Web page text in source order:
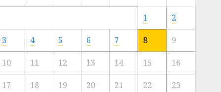
Artis
Kota
23/11/2024
0
1 2
3 4 5 6 7 8 9
10 11 12 13 14 15 16
17 18 19 20 21 22 23